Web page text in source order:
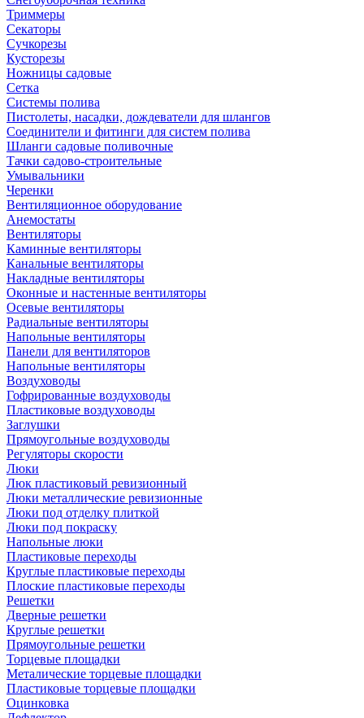
Триммеры
Секаторы
Сучкорезы
Кусторезы
Ножницы садовые
Сетка
Системы полива
Пистолеты, насадки, дождеватели для шлангов
Соединители и фитинги для систем полива
Шланги садовые поливочные
Тачки садово-строительные
Умывальники
Черенки
Вентиляционное оборудование
Анемостаты
Вентиляторы
Каминные вентиляторы
Канальные вентиляторы
Накладные вентиляторы
Оконные и настенные вентиляторы
Осевые вентиляторы
Радиальные вентиляторы
Напольные вентиляторы
Панели для вентиляторов
Напольные вентиляторы
Воздуховоды
Гофрированные воздуховоды
Пластиковые воздуховоды
Заглушки
Прямоугольные воздуховоды
Регуляторы скорости
Люки
Люк пластиковый ревизионный
Люки металлические ревизионные
Люки под отделку плиткой
Люки под покраску
Напольные люки
Пластиковые переходы
Круглые пластиковые переходы
Плоские пластиковые переходы
Решетки
Дверные решетки
Круглые решетки
Прямоугольные решетки
Торцевые площадки
Металические торцевые площадки
Пластиковые торцевые площадки
Оцинковка